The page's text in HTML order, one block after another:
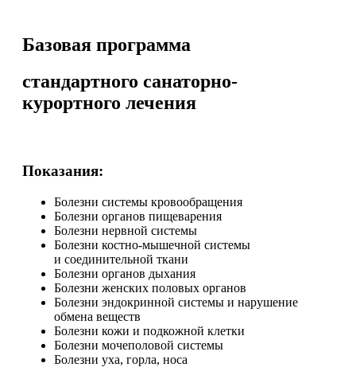
Базовая программа
стандартного санаторно-
курортного лечения
Показания:
Болезни системы кровообращения
Болезни органов пищеварения
Болезни нервной системы
Болезни костно-мышечной системы
и соединительной ткани
Болезни органов дыхания
Болезни женских половых органов
Болезни эндокринной системы и нарушение
обмена веществ
Болезни кожи и подкожной клетки
Болезни мочеполовой системы
Болезни уха, горла, носа